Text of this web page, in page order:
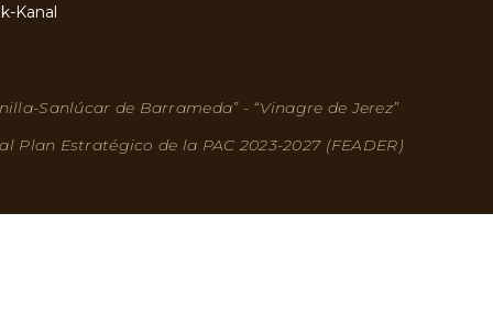
Kanal
Sanlúcar de Barrameda” - “Vinagre de Jerez”
Estratégico de la PAC 2023-2027 (FEADER)